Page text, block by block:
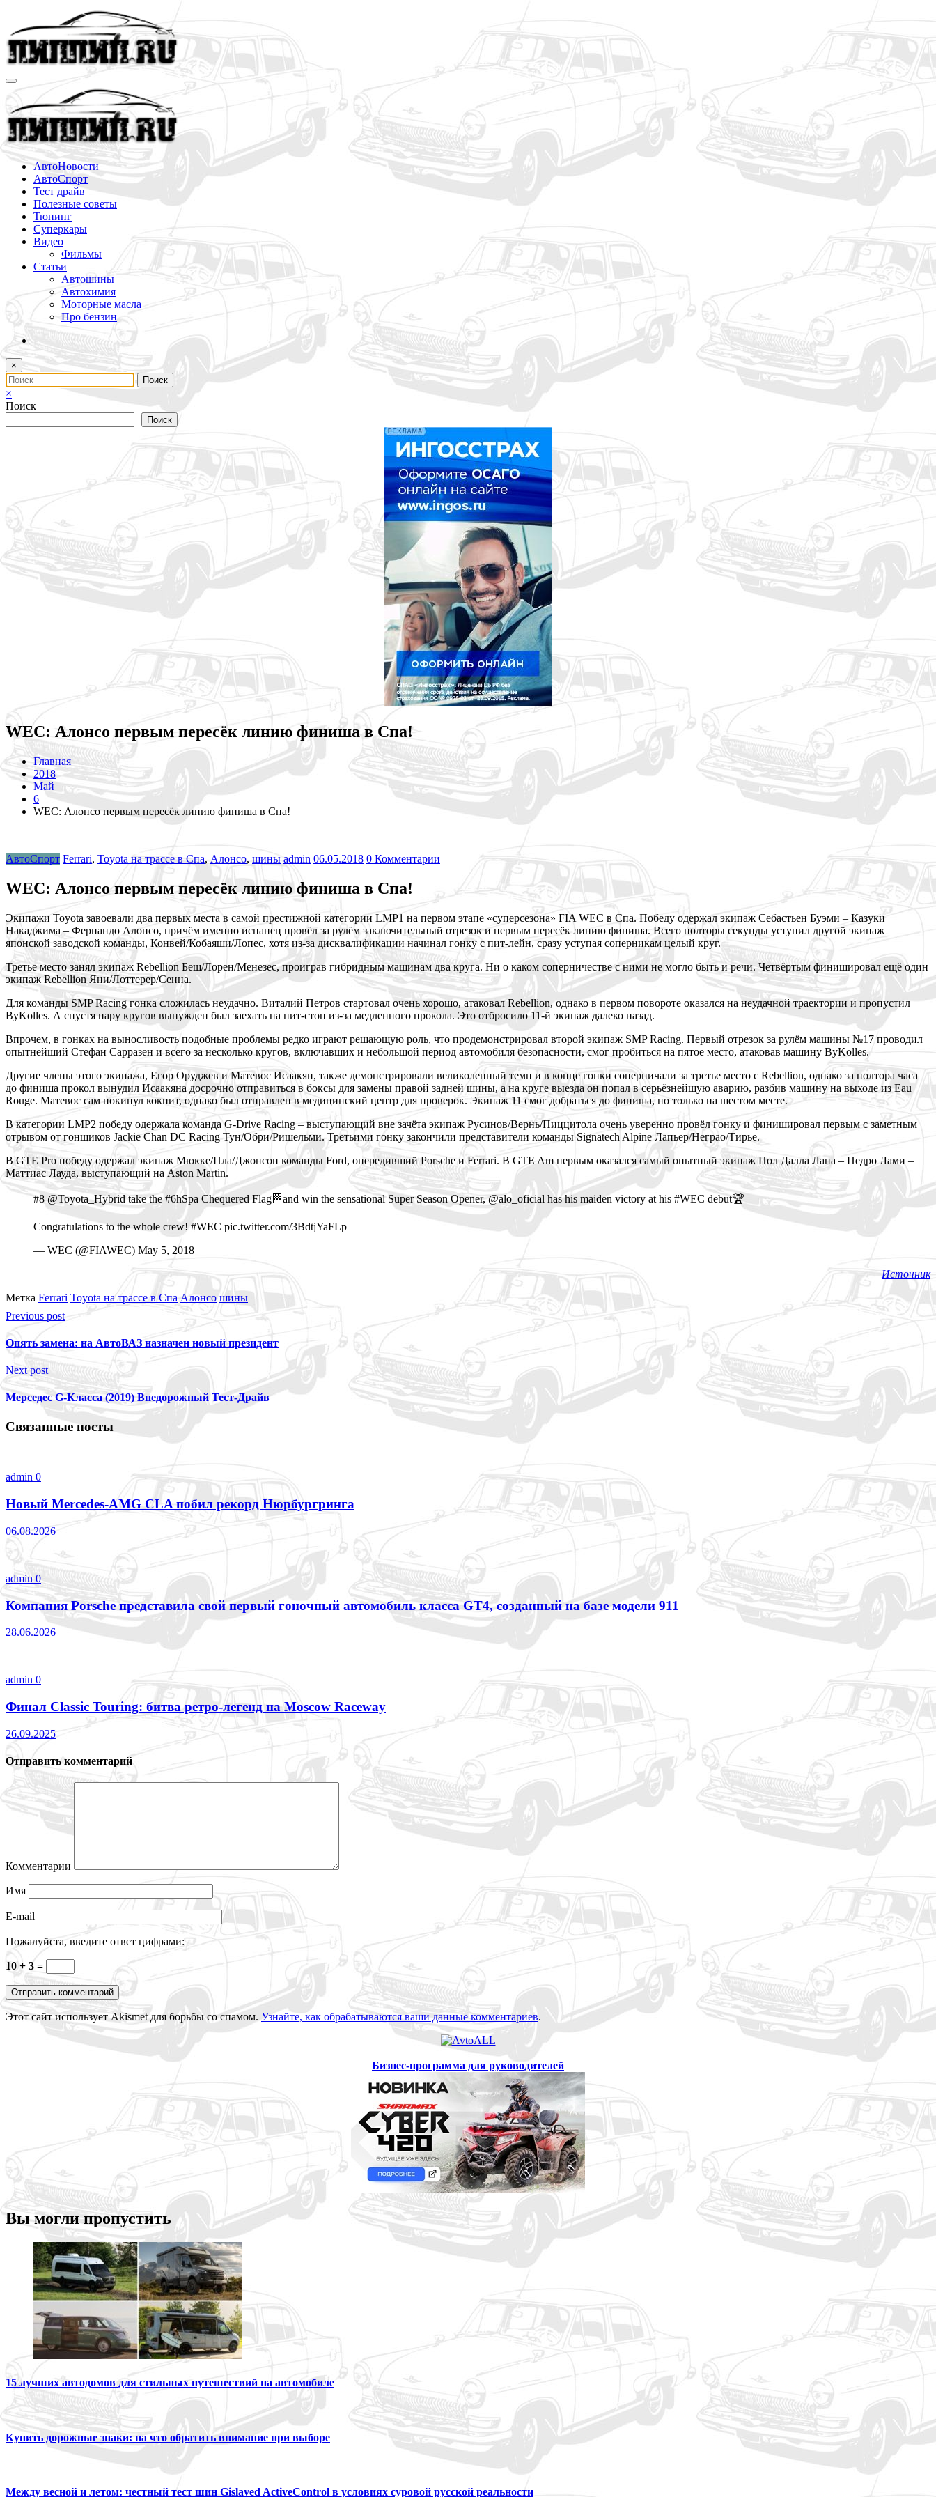
содержимому
АвтоНовости
АвтоСпорт
Тест драйв
Полезные советы
Тюнинг
Суперкары
Видео
Фильмы
Статьи
Автошины
Автохимия
Моторные масла
Про бензин
×
×
Поиск
Поиск
WEC: Алонсо первым пересёк линию финиша в Спа!
Главная
2018
Май
6
WEC: Алонсо первым пересёк линию финиша в Спа!
АвтоСпорт Ferrari, Toyota на трассе в Спа, Алонсо, шины admin 06.05.2018 0 Комментарии
WEC: Алонсо первым пересёк линию финиша в Спа!
Экипажи Toyota завоевали два первых места в самой престижной категории LMP1 на первом этапе «суперсезона» FIA WEC в Спа. Победу одержал экипаж Себастьен Буэми – Казуки
Накаджима – Фернандо Алонсо, причём именно испанец провёл за рулём заключительный отрезок и первым пересёк линию финиша. Всего полторы секунды уступил другой экипаж
японской заводской команды, Конвей/Кобаяши/Лопес, хотя из-за дисквалификации начинал гонку с пит-лейн, сразу уступая соперникам целый круг.
Третье место занял экипаж Rebellion Беш/Лорен/Менезес, проиграв гибридным машинам два круга. Ни о каком соперничестве с ними не могло быть и речи. Четвёртым финишировал ещё один
экипаж Rebellion Яни/Лоттерер/Сенна.
Для команды SMP Racing гонка сложилась неудачно. Виталий Петров стартовал очень хорошо, атаковал Rebellion, однако в первом повороте оказался на неудачной траектории и пропустил
ByKolles. А спустя пару кругов вынужден был заехать на пит-стоп из-за медленного прокола. Это отбросило 11-й экипаж далеко назад.
Впрочем, в гонках на выносливость подобные проблемы редко играют решающую роль, что продемонстрировал второй экипаж SMP Racing. Первый отрезок за рулём машины №17 проводил
опытнейший Стефан Сарразен и всего за несколько кругов, включавших и небольшой период автомобиля безопасности, смог пробиться на пятое место, атаковав машину ByKolles.
Другие члены этого экипажа, Егор Оруджев и Матевос Исаакян, также демонстрировали великолепный темп и в конце гонки соперничали за третье место с Rebellion, однако за полтора часа
до финиша прокол вынудил Исаакяна досрочно отправиться в боксы для замены правой задней шины, а на круге выезда он попал в серьёзнейшую аварию, разбив машину на выходе из Eau
Rouge. Матевос сам покинул кокпит, однако был отправлен в медицинский центр для проверок. Экипаж 11 смог добраться до финиша, но только на шестом месте.
В категории LMP2 победу одержала команда G-Drive Racing – выступающий вне зачёта экипаж Русинов/Вернь/Пиццитола очень уверенно провёл гонку и финишировал первым с заметным
отрывом от гонщиков Jackie Chan DC Racing Тун/Обри/Ришельми. Третьими гонку закончили представители команды Signatech Alpine Лапьер/Неграо/Тирье.
В GTE Pro победу одержал экипаж Мюкке/Пла/Джонсон команды Ford, опередивший Porsche и Ferrari. В GTE Am первым оказался самый опытный экипаж Пол Далла Лана – Педро Лами –
Маттиас Лауда, выступающий на Aston Martin.
#8 @Toyota_Hybrid take the #6hSpa Chequered Flag🏁and win the sensational Super Season Opener, @alo_oficial has his maiden victory at his #WEC debut🏆
Congratulations to the whole crew! #WEC pic.twitter.com/3BdtjYaFLp
— WEC (@FIAWEC) May 5, 2018
Источник
Метка Ferrari Toyota на трассе в Спа Алонсо шины
Previous post
Опять замена: на АвтоВАЗ назначен новый президент
Next post
Мерседес G-Класса (2019) Внедорожный Тест-Драйв
Связанные посты
admin 0
Новый Mercedes-AMG CLA побил рекорд Нюрбургринга
06.08.2026
admin 0
Компания Porsche представила свой первый гоночный автомобиль класса GT4, созданный на базе модели 911
28.06.2026
admin 0
Финал Classic Touring: битва ретро-легенд на Moscow Raceway
26.09.2025
Отправить комментарий
Комментарии
Имя
E-mail
Пожалуйста, введите ответ цифрами:
10 + 3 =
Этот сайт использует Akismet для борьбы со спамом. Узнайте, как обрабатываются ваши данные комментариев.
Бизнес-программа для руководителей
Вы могли пропустить
15 лучших автодомов для стильных путешествий на автомобиле
Купить дорожные знаки: на что обратить внимание при выборе
Между весной и летом: честный тест шин Gislaved ActiveControl в условиях суровой русской реальности